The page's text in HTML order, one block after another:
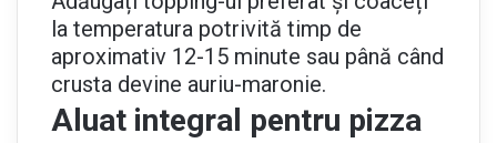
la temperatura potrivită timp de
aproximativ 12-15 minute sau până când
crusta devine auriu-maronie.
Aluat integral pentru pizza